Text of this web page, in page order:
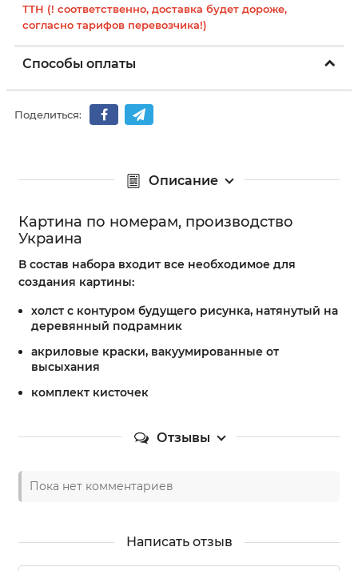
ТТН (! соответственно, доставка будет дороже,
согласно тарифов перевозчика!)
Способы оплаты
Поделиться:
Описание
Картина по номерам, производство
Украина
В состав набора входит все необходимое для
создания картины:
холст с контуром будущего рисунка, натянутый на
деревянный подрамник
акриловые краски, вакуумированные от
высыхания
комплект кисточек
Отзывы
Пока нет комментариев
Написать отзыв